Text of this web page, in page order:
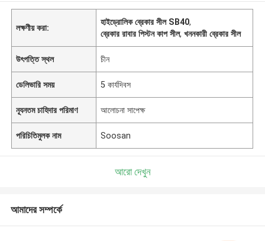
লক্ষণীয় করা:
হাইড্রোলিক ব্রেকার সীল SB40,
ব্রেকার রাবার পিস্টন কাপ সীল,খননকারী ব্রেকার সীল
উৎপত্তি স্থল চীন
ডেলিভারি সময় 5 কার্যদিবস
ন্যূনতম চাহিদার পরিমাণ আলোচনা সাপেক্ষ
পরিচিতিমুলক নাম Soosan
আরো দেখুন
আমাদের সম্পর্কে